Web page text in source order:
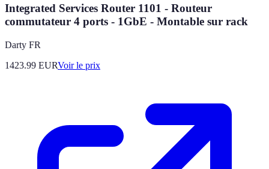
Integrated Services Router 1101 - Routeur
commutateur 4 ports - 1GbE - Montable sur rack
Darty FR
1423.99 EURVoir le prix